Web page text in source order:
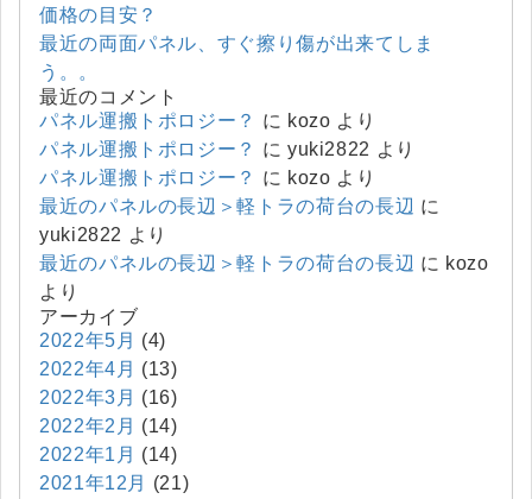
価格の目安？
最近の両面パネル、すぐ擦り傷が出来てしま
う。。
最近のコメント
パネル運搬トポロジー？
に kozo より
パネル運搬トポロジー？
に yuki2822 より
パネル運搬トポロジー？
に kozo より
最近のパネルの長辺＞軽トラの荷台の長辺 に
yuki2822 より
最近のパネルの長辺＞軽トラの荷台の長辺 に kozo
より
アーカイブ
2022年5月 (4)
2022年4月 (13)
2022年3月 (16)
2022年2月 (14)
2022年1月 (14)
2021年12月
(21)